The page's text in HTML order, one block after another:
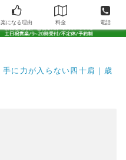
手に力が入らない四十肩｜歳
楽になる理由 料金 電話